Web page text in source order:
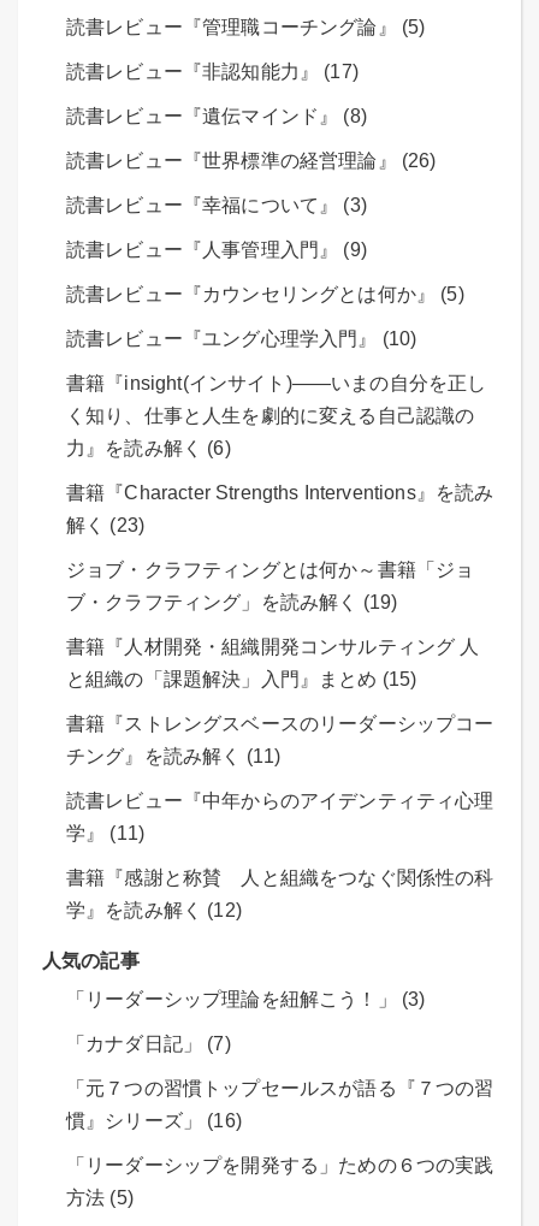
読書レビュー『管理職コーチング論』 (5)
読書レビュー『非認知能力』 (17)
読書レビュー『遺伝マインド』 (8)
読書レビュー『世界標準の経営理論』 (26)
読書レビュー『幸福について』 (3)
読書レビュー『人事管理入門』 (9)
読書レビュー『カウンセリングとは何か』 (5)
読書レビュー『ユング心理学入門』 (10)
書籍『insight(インサイト)――いまの自分を正し
く知り、仕事と人生を劇的に変える自己認識の
力』を読み解く (6)
書籍『Character Strengths Interventions』を読み
解く (23)
ジョブ・クラフティングとは何か～書籍「ジョ
ブ・クラフティング」を読み解く (19)
書籍『人材開発・組織開発コンサルティング 人
と組織の「課題解決」入門』まとめ (15)
書籍『ストレングスベースのリーダーシップコー
チング』を読み解く (11)
読書レビュー『中年からのアイデンティティ心理
学』 (11)
書籍『感謝と称賛 人と組織をつなぐ関係性の科
学』を読み解く (12)
人気の記事
「リーダーシップ理論を紐解こう！」 (3)
「カナダ日記」 (7)
「元７つの習慣トップセールスが語る『７つの習
慣』シリーズ」 (16)
「リーダーシップを開発する」ための６つの実践
方法 (5)